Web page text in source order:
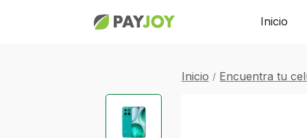
Inicio
Inicio Encuentra tu